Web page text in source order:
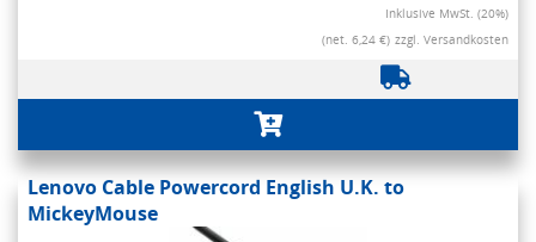
Inklusive MwSt. (20%)
(net. 6,24 €) zzgl. Versandkosten
Lenovo Cable Powercord English U.K. to
MickeyMouse